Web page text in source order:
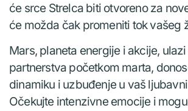
će srce Strelca biti otvoreno za
će možda čak promeniti tok vašeg
Mars, planeta energije i akcije,
partnerstva početkom marta,
dinamiku i uzbuđenje u vaš
Očekujte intenzivne emocije i